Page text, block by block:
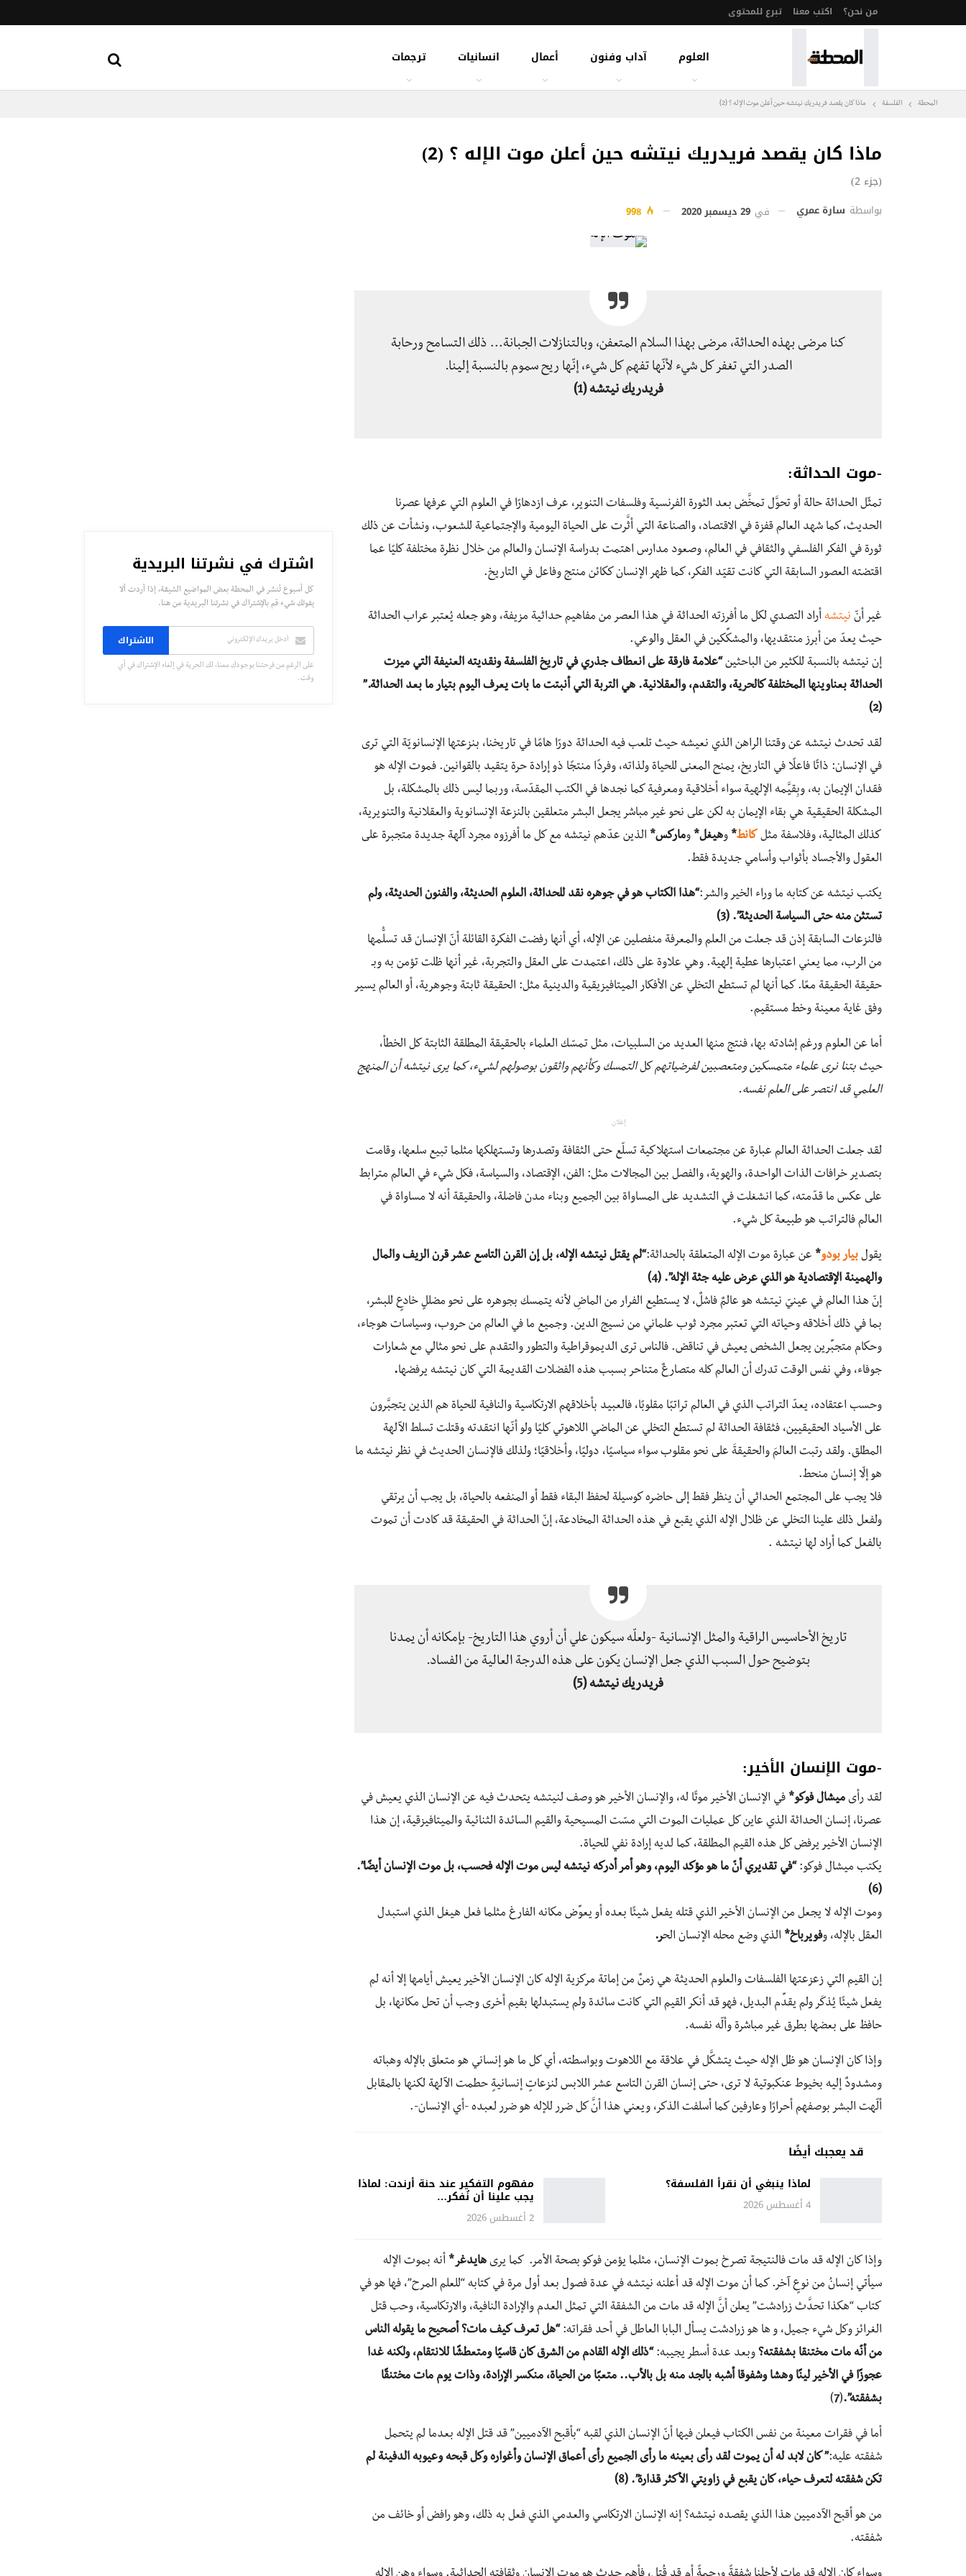
من نحن؟ اكتب معنا تبرع للمحتوى
العلوم آداب وفنون أعمال انسانيات ترجمات
المحطة الفلسفة ماذا كان يقصد فريدريك نيتشه حين أعلن موت الإله ؟ (2)
ماذا كان يقصد فريدريك نيتشه حين أعلن موت الإله ؟ (2)
(جزء 2)
بواسطة سارة عمري في 29 ديسمبر 2020
كنا مرضى بهذه الحداثة، مرضى بهذا السلام المتعفن، وبالتنازلات الجبانة… ذلك التسامح ورحابة
الصدر التي تغفر كل شيء لأنّها تفهم كل شيء، إنّها ريح سموم بالنسبة إلينا.
فريدريك نيتشه (1)
-موت الحداثة:
تمثّل الحداثة حالة أو تحوَّل تمخَّض بعد الثورة الفرنسية وفلسفات التنوير، عرف ازدهارًا في العلوم التي عرفها عصرنا
الحديث، كما شهد العالم قفزة في الاقتصاد، والصناعة التي أثَّرت على الحياة اليومية والإجتماعية للشعوب، ونشأت عن ذلك
ثورة في الفكر الفلسفي والثقافي في العالم، وصعود مدارس اهتمت بدراسة الإنسان والعالم من خلال نظرة مختلفة كليًا عما
اقتضته العصور السابقة التي كانت تقيّد الفكر، كما ظهر الإنسان ككائن منتج وفاعل في التاريخ.
غير أنّ نيتشه أراد التصدي لكل ما أفرزته الحداثة في هذا العصر من مفاهيم حداثية مزيفة، وهو جعله يُعتبر عراب الحداثة
حيث يعدّ من أبرز منتقديها، والمشكِّكين في العقل والوعي.
إن نيتشه بالنسبة للكثير من الباحثين “علامة فارقة على انعطاف جذري في تاريخ الفلسفة ونقديته العنيفة التي ميزت
الحداثة بعناوينها المختلفة كالحرية، والتقدم، والعقلانية. هي التربة التي أنبتت ما بات يعرف اليوم بتيار ما بعد الحداثة.”
(2)
لقد تحدث نيتشه عن وقتنا الراهن الذي نعيشه حيث تلعب فيه الحداثة دورًا هامًا في تاريخنا، بنزعتها الإنسانويّة التي ترى
في الإنسان: ذاتًا فاعلًا في التاريخ، يمنح المعنى للحياة ولذاته، وفردًا منتجًا ذو إرادة حرة يتقيد بالقوانين. فموت الإله هو
فقدان الإيمان به، وبِقيَّمه الإلهية سواء أخلاقية ومعرفية كما نجدها في الكتب المقدّسة، وربما ليس ذلك بالمشكلة، بل
المشكلة الحقيقية هي بقاء الإيمان به لكن على نحو غير مباشر يجعل البشر متعلقين بالنزعة الإنسانوية والعقلانية والتنويرية،
كذلك المثالية، وفلاسفة مثل كانط* وهيغل* وماركس* الذين عدّهم نيتشه مع كل ما أفرزوه مجرد آلهة جديدة متجبرة على
العقول والأجساد بأثواب وأسامي جديدة فقط.
يكتب نيتشه عن كتابه ما وراء الخير والشر:“هذا الكتاب هو في جوهره نقد للحداثة، العلوم الحديثة، والفنون الحديثة، ولم
تستثن منه حتى السياسة الحديثة”. (3)
فالنزعات السابقة إذن قد جعلت من العلم والمعرفة منفصلين عن الإله، أي أنها رفضت الفكرة القائلة أنّ الإنسان قد تسلُّمها
من الرب، مما يعني اعتبارها عطية إلهية. وهي علاوة على ذلك، اعتمدت على العقل والتجربة، غير أنها ظلت تؤمن به وبـ
حقيقة الحقيقة معًا. كما أنها لم تستطع التخلي عن الأفكار الميتافيزيقية والدينية مثل: الحقيقة ثابتة وجوهرية، أو العالم يسير
وفق غاية معينة وخط مستقيم.
أما عن العلوم ورغم إشادته بها، فنتج منها العديد من السلبيات، مثل تمسّك العلماء بالحقيقة المطلقة الثابتة كل الخطأ،
حيث بتنا نرى علماء متمسكين ومتعصبين لفرضياتهم كلالتمسك وكأنهم واثقون بوصولهم لشيء، كما يرى نيتشه أن المنهج
العلمي قد انتصر على العلم نفسه.
إعلان
لقد جعلت الحداثة العالم عبارة عن مجتمعات استهلاكية تسلّع حتى الثقافة وتصدرها وتستهلكها مثلما تبيع سلعها، وقامت
بتصدير خرافات الذات الواحدة، والهوية، والفصل بين المجالات مثل: الفن، الإقتصاد، والسياسة، فكل شيء في العالم مترابط
على عكس ما قدّمته، كما انشغلت في التشديد على المساواة بين الجميع وبناء مدن فاضلة، والحقيقة أنه لا مساواة في
العالم فالتراتب هو طبيعة كل شيء.
يقول بيار بودو* عن عبارة موت الإله المتعلقة بالحداثة:“لم يقتل نيتشه الإله، بل إن القرن التاسع عشر قرن الزيف والمال
والهمينة الإقتصادية هو الذي عرض عليه جثة الإله”. (4)
إنّ هذا العالم في عينيّ نيتشه هو عالمٌ فاشلٌ، لا يستطيع الفرار من الماضِ لأنه يتمسك بجوهره على نحو مضللٍ خادعٍ للبشر،
بما في ذلك أخلاقه وحياته التي تعتبر مجرد ثوب علماني من نسيج الدين. وجميع ما في العالم من حروب، وسياسات هوجاء،
وحكام متجبِّرين يجعل الشخص يعيش في تناقض. فالناس ترى الديموقراطية والتطور والتقدم على نحو مثالي مع شعارات
جوفاء، وفي نفس الوقت تدرك أن العالم كله متصارعٌ متناحر بسبب هذه الفضلات القديمة التي كان نيتشه يرفضها.
وحسب اعتقاده، يعدّ التراتب الذي في العالم تراتبًا مقلوبًا، فالعبيد بأخلاقهم الارتكاسية والنافية للحياة هم الذين يتجبَّرون
على الأسياد الحقيقيين، فثقافة الحداثة لم تستطع التخلي عن الماضي اللاهوتي كليًا ولو أنّها انتقدته وقتلت تسلط الآلهة
المطلق. ولقد رتبت العالمَ والحقيقةَ على نحو مقلوب سواء سياسيًا، دوليًا، وأخلاقيًا؛ ولذلك فالإنسان الحديث في نظر نيتشه ما
هو إلّا إنسان منحط.
فلا يجب على المجتمع الحداثي أن ينظر فقط إلى حاضره كوسيلة لحفظ البقاء فقط أو المنفعه بالحياة، بل يجب أن يرتقي
ولفعل ذلك علينا التخلي عن ظلال الإله الذي يقبع في هذه الحداثة المخادعة، إنّ الحداثة في الحقيقة قد كادت أن تموت
بالفعل كما أراد لها نيتشه .
تاريخ الأحاسيس الراقية والمثل الإنسانية -ولعلّه سيكون علي أن أروي هذا التاريخ- بإمكانه أن يمدنا
بتوضيح حول السبب الذي جعل الإنسان يكون على هذه الدرجة العالية من الفساد.
فريدريك نيتشه (5)
-موت الإنسان الأخير:
لقد رأى ميشال فوكو* في الإنسان الأخير موتًا له، والإنسان الأخير هو وصف لنيتشه يتحدث فيه عن الإنسان الذي يعيش في
عصرنا، إنسان الحداثة الذي عاين كل عمليات الموت التي مسّت المسيحية والقيم السائدة الثنائية والميتافيزقية، إن هذا
الإنسان الأخير يرفض كل هذه القيم المطلقة، كما لديه إرادة نفي للحياة.
يكتب ميشال فوكو: “في تقديري أنّ ما هو مؤكد اليوم، وهو أمر أدركه نيتشه ليس موت الإله فحسب، بل موت الإنسان أيضًا”.
(6)
وموت الإله لا يجعل من الإنسان الأخير الذي قتله يفعل شيئًا بعده أو يعوِّض مكانه الفارغ مثلما فعل هيغل الذي استبدل
العقل بالإله، وفويرباخ* الذي وضع محله الإنسان الحر.
إن القيم التي زعزعتها الفلسفات والعلوم الحديثة هي زمنٌ من إماتة مركزية الإله كان الإنسان الأخير يعيش أيامها إلا أنه لم
يفعل شيئًا يُذكَر ولم يقدِّم البديل، فهو قد أنكر القيم التي كانت سائدة ولم يستبدلها بقيم أخرى وجب أن تحل مكانها، بل
حافظ على بعضها بطرق غير مباشرة وألّه نفسه.
وإذا كان الإنسان هو ظل الإله حيث يتشكَّل في علاقة مع اللاهوت وبواسطته، أي كل ما هو إنساني هو متعلق بالإله وهباته
ومشدودٌ إليه بخيوط عنكبوتية لا ترى، حتى إنسان القرن التاسع عشر اللابس لنزعاتٍ إنسانيةٍ حطمت الآلهة لكنها بالمقابل
ألّهت البشر بوصفهم أحرارًا وعارفين كما أسلفت الذكر، ويعني هذا أنَّ كل ضرر للإله هو ضرر لعبده -أي الإنسان-.
قد يعجبك أيضًا
لماذا ينبغي أن نقرأ الفلسفة؟
4 أغسطس 2026
مفهوم التفكير عند حنة أرندت: لماذا
يجب علينا أن نُفكر…
2 أغسطس 2026
وإذا كان الإله قد مات فالنتيجة تصرخ بموت الإنسان، مثلما يؤمن فوكو بصحة الأمر. كما يرى هايدغر* أنه بموت الإله
سيأتي إنسانُ من نوعٍ آخر. كما أن موت الإله قد أعلنه نيتشه في عدة فصول بعد أول مرة في كتابه “للعلم المرح”، فها هو في
كتاب “هكذا تحدَّث زرادشت” يعلن أنَّ الإله قد مات من الشفقة التي تمثل العدم والإرادة النافية، والارتكاسية، وحب قتل
الغرائز وكل شيء جميل، و ها هو زرادشت يسأل البابا العاطل في أحد فقراته: “هل تعرف كيف مات؟ أصحيح ما يقوله الناس
من أنّه مات مختنقا بشفقته؟ وبعد عدة أسطر يجيبه: “ذلك الإله القادم من الشرق كان قاسيًا ومتعطشًا للانتقام، ولكنه غدا
عجوزًا في الأخير لينًا وهشا وشفوقا أشبه بالجد منه بل بالأب.. متعبًا من الحياة، منكسر الإرادة، وذات يوم مات مختنقًا
بشفقته”.(
7
)
أما في فقرات معينة من نفس الكتاب فيعلن فيها أنّ الإنسان الذي لقبه “بأقبح الآدميين” قد قتل الإله بعدما لم يتحمل
شفقته عليه:” كان لابد له أن يموت لقد رأى بعينه ما رأى الجميع رأى أعماق الإنسان وأغواره وكل قبحه وعيوبه الدفينة لم
تكن شفقته لتعرف حياء، كان يقبع في زاويتي الأكثر قذارة”. (8)
من هو أقبح الآدميين هذا الذي يقصده نيتشه؟ إنه الإنسان الارتكاسي والعدمي الذي فعل به ذلك، وهو رافض أو خائف من
شفقته.
اشترك في نشرتنا البريدية
كل أسبوع تُنشر في المحطة بعض المواضيع الشيقة، إذا أردت ألا
يفوتك شيء قم بالإشتراك في نشرتنا البريدية من هنا.
الاشتراك
على الرغم من فرحتنا بوجودك معنا، لك الحرية في إلغاء الإشتراك في أي
وقت.